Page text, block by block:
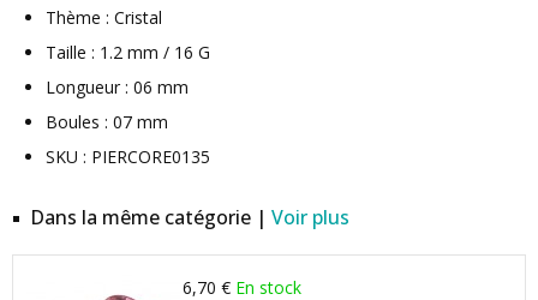
Thème : Cristal
Taille : 1.2 mm / 16 G
Longueur : 06 mm
Boules : 07 mm
SKU : PIERCORE0135
Dans la même catégorie | Voir plus
6,70 € En stock